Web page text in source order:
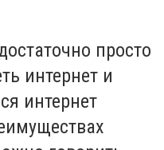
просто
интернет и
интернет